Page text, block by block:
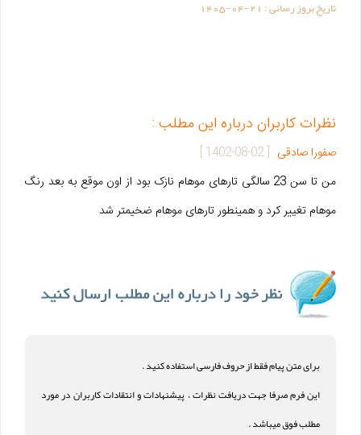
تاریخ بروز رسانی : 1405-04-21
نظرات کاربران درباره این مطلب :
صفورا صادقی [
1402-08-02
]
من تا سن 23 سالگی تارهای موهام نازک بود از اون موقع به بعد رنگ
موهام تغییر کرد و همینطور تارهای موهام ضخیمتر شد
برای متن پیام فقط از حروف فارسی استفاده کنید .
این فرم صرفا جهت دریافت نظرات ، پیشنهادات و انتقادات کاربران در مورد
مطلب فوق میباشد .